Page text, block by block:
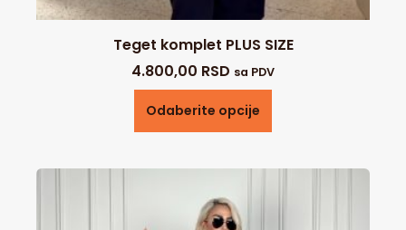
Teget komplet PLUS SIZE
4.800,00 RSD sa PDV
Odaberite opcije